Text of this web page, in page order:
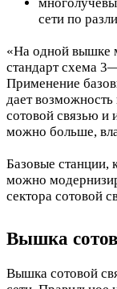
сети по
«На одной вышке
стандарт схема
Применение
дает
сотовой связью и
можно больше,
Базовые станции,
можно
сектора сотовой
Вышка
Вышка сотовой